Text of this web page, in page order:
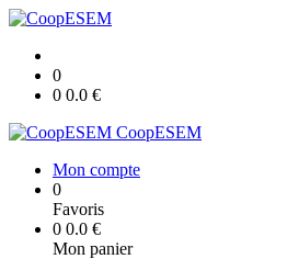
0
0 0.0 €
CoopESEM
Mon compte
0
Favoris
0 0.0 €
Mon panier